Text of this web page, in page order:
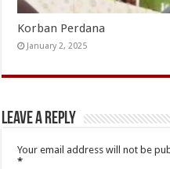
Korban Perdana
January 2, 2025
Leave a Reply
Your email address will not be
*